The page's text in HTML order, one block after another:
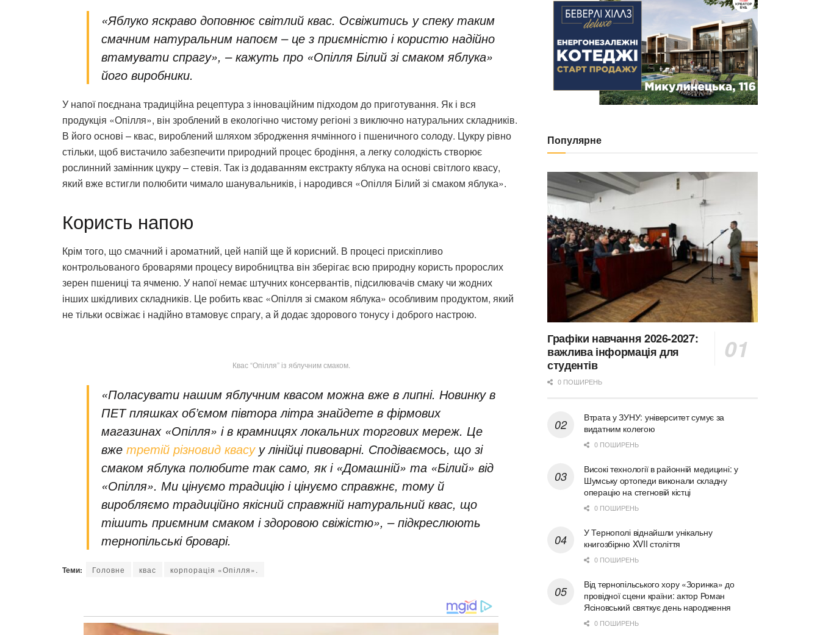
«Яблуко яскраво доповнює світлий квас. Освіжитись у спеку таким
смачним натуральним напоєм – це з приємністю і користю надійно
втамувати спрагу», – кажуть про «Опілля Білий зі смаком яблука»
його виробники.
У напої поєднана традиційна рецептура з інноваційним підходом до приготування. Як і вся
продукція «Опілля», він зроблений в екологічно чистому регіоні з виключно натуральних складників.
В його основі – квас, вироблений шляхом збродження ячмінного і пшеничного солоду. Цукру рівно
стільки, щоб вистачило забезпечити природний процес бродіння, а легку солодкість створює
рослинний замінник цукру – стевія. Так із додаванням екстракту яблука на основі світлого квасу,
який вже встигли полюбити чимало шанувальників, і народився «Опілля Білий зі смаком яблука».
Користь напою
Крім того, що смачний і ароматний, цей напій ще й корисний. В процесі прискіпливо
контрольованого броварями процесу виробництва він зберігає всю природну користь пророслих
зерен пшениці та ячменю. У напої немає штучних консервантів, підсилювачів смаку чи жодних
інших шкідливих складників. Це робить квас «Опілля зі смаком яблука» особливим продуктом, який
не тільки освіжає і надійно втамовує спрагу, а й додає здорового тонусу і доброго настрою.
Квас “Опілля” із яблучним смаком.
«Поласувати нашим яблучним квасом можна вже в липні. Новинку в
ПЕТ пляшках об’ємом півтора літра знайдете в фірмових
магазинах «Опілля» і в крамницях локальних торгових мереж. Це
вже третій різновид квасуу лінійці пивоварні. Сподіваємось, що зі
смаком яблука полюбите так само, як і «Домашній» та «Білий» від
«Опілля». Ми цінуємо традицію і цінуємо справжнє, тому й
виробляємо традиційно якісний справжній натуральний квас, що
тішить приємним смаком і здоровою свіжістю», – підкреслюють
тернопільські броварі.
Теми: Головне квас корпорація «Опілля».
Популярне
Графіки навчання 2026-2027:
важлива інформація для
студентів
0 ПОШИРЕНЬ
Втрата у ЗУНУ: університет сумує за
видатним колегою
0 ПОШИРЕНЬ
Високі технології в районній медицині: у
Шумську ортопеди виконали складну
операцію на стегновій кістці
0 ПОШИРЕНЬ
У Тернополі віднайшли унікальну
книгозбірню XVII століття
0 ПОШИРЕНЬ
Від тернопільського хору «Зоринка» до
провідної сцени країни: актор Роман
Ясіновський святкує день народження
0 ПОШИРЕНЬ